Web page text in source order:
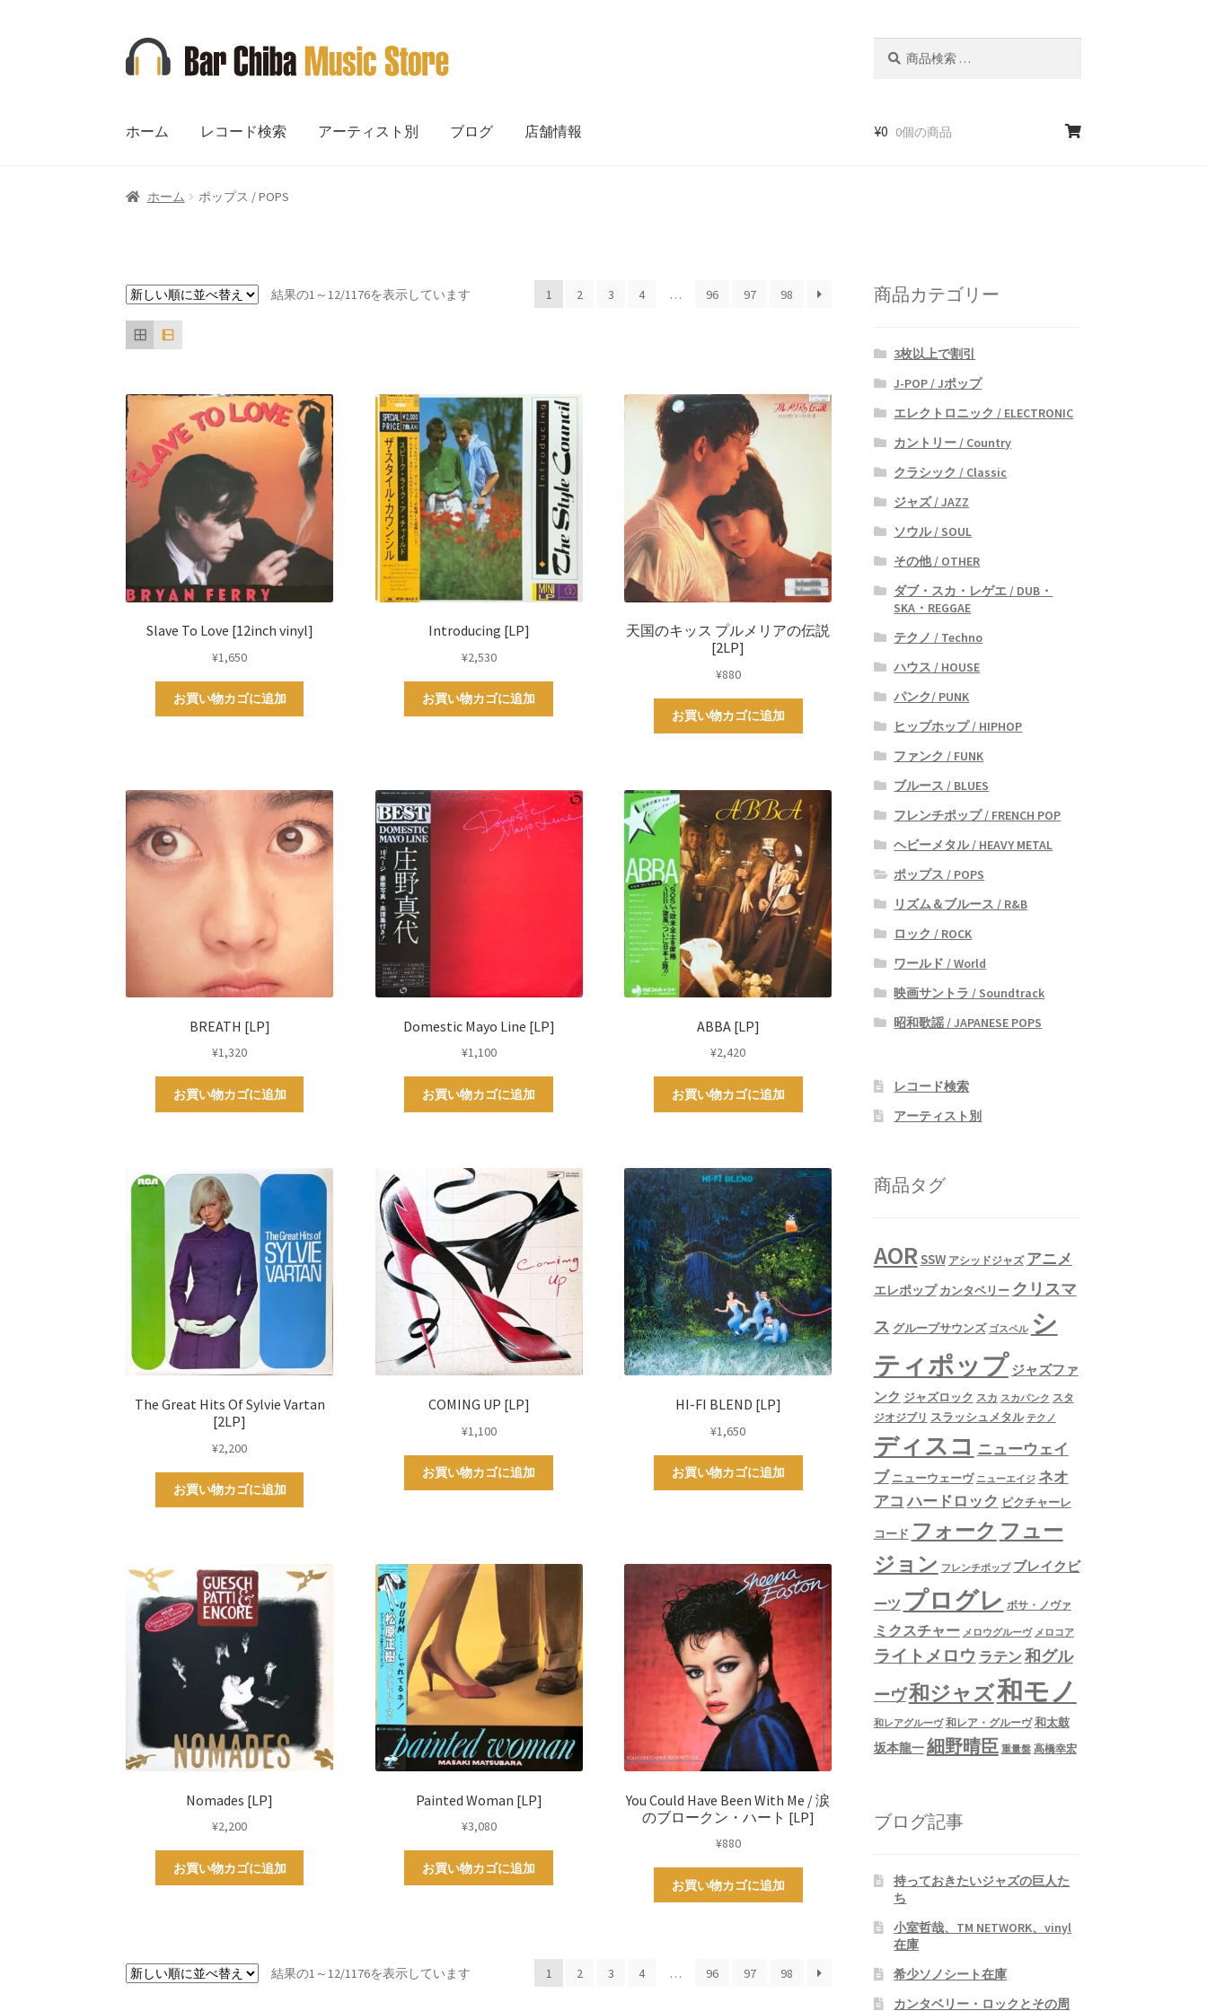
ナ
ビ
シ
へ
プ
コ
ン
ツ
キ
ホーム レコード検索 アーティスト別 ブログ 店舗情報 ¥0 0個の商品
ホーム ポップス / POPS
結果の1～12/1176を表示しています 1 2 3 4 … 96 97 98
Slave To Love [12inch vinyl]
¥1,650
お買い物カゴに追加
Introducing [LP]
¥2,530
お買い物カゴに追加
天国のキッス プルメリアの伝説
[2LP]
¥880
お買い物カゴに追加
BREATH [LP]
¥1,320
お買い物カゴに追加
Domestic Mayo Line [LP]
¥1,100
お買い物カゴに追加
ABBA [LP]
¥2,420
お買い物カゴに追加
The Great Hits Of Sylvie Vartan
[2LP]
¥2,200
お買い物カゴに追加
COMING UP [LP]
¥1,100
お買い物カゴに追加
HI-FI BLEND [LP]
¥1,650
お買い物カゴに追加
Nomades [LP]
¥2,200
お買い物カゴに追加
Painted Woman [LP]
¥3,080
お買い物カゴに追加
You Could Have Been With Me / 涙
のブロークン・ハート [LP]
¥880
お買い物カゴに追加
結果の1～12/1176を表示しています 1 2 3 4 … 96 97 98
商品カテゴリー
3枚以上で割引
J-POP / Jポップ
エレクトロニック / ELECTRONIC
カントリー / Country
クラシック / Classic
ジャズ / JAZZ
ソウル / SOUL
その他 / OTHER
ダブ・スカ・レゲエ / DUB・
SKA・REGGAE
テクノ / Techno
ハウス / HOUSE
パンク/ PUNK
ヒップホップ / HIPHOP
ファンク / FUNK
ブルース / BLUES
フレンチポップ / FRENCH POP
ヘビーメタル / HEAVY METAL
ポップス / POPS
リズム＆ブルース / R&B
ロック / ROCK
ワールド / World
映画サントラ / Soundtrack
昭和歌謡 / JAPANESE POPS
レコード検索
アーティスト別
商品タグ
AORSSW アシッドジャズ アニメ
エレポップ カンタベリー クリスマ
ス グループサウンズ ゴスペル シ
ティポップ ジャズファ
ンク ジャズロック スカ スカパンク スタ
ジオジブリ スラッシュメタル テクノ
ディスコ ニューウェイ
ブ ニューウェーヴ ニューエイジ ネオ
アコ ハードロック ピクチャーレ
コード フォーク フュー
ジョン フレンチポップ ブレイクビ
ーツ プログレ ボサ・ノヴァ
ミクスチャー メロウグルーヴ メロコア
ライトメロウ ラテン 和グル
ーヴ和ジャズ和モノ
和レアグルーヴ 和レア・グルーヴ 和太鼓
坂本龍一細野晴臣 重量盤 高橋幸宏
ブログ記事
持っておきたいジャズの巨人た
ち
小室哲哉、TM NETWORK、vinyl
在庫
希少ソノシート在庫
カンタベリー・ロックとその周